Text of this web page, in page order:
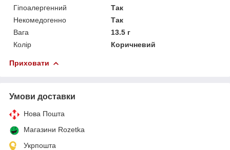
Гіпоалергенний
Так
Некомедогенно
Так
Вага
13.5 г
Колір
Коричневий
Приховати
Умови доставки
Нова Пошта
Магазини Rozetka
Укрпошта